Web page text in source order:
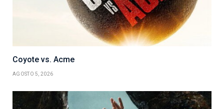
Coyote vs. Acme
AGOSTO 5, 2026